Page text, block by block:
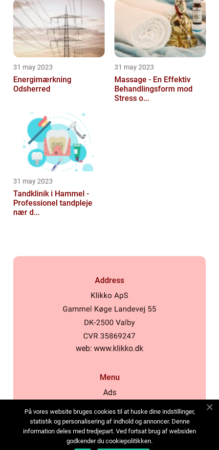
31 may 2023
Energimærkning
Odsherred
31 may 2023
Massage - En Effektiv
Behandlingsform mod
Stress o...
31 may 2023
Tandklinik i Hammel -
Professionel tandpleje
nær d...
Address
web: www.klikko.dk
Menu
Ads
Cookies
Contact
Sitemap
På vores website bruges cookies til at huske dine indstillinger,
statistik og personalisering af indhold og annoncer. Denne
information deles med tredjepart. Ved fortsat brug af websiden
godkender du cookiepolitikken.